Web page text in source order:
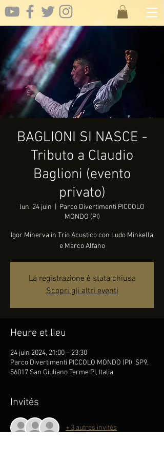
BAGLIONI SI NASCE -
Tributo a Claudio
Baglioni (evento
privato)
lun. 24 juin
Parco Divertimenti PICCOLO
MONDO (PI)
Igor Minerva in Trio Acustico con Ludo Minkella
e Marco Alfano
La registrazione è stata chiusa
Scopri gli altri eventi
Heure et lieu
24 juin 2024, 21:00 – 23:30
Parco Divertimenti PICCOLO MONDO (PI), SP9,
56017 San Giuliano Terme PI, Italia
Invités
+ 3 autres invités